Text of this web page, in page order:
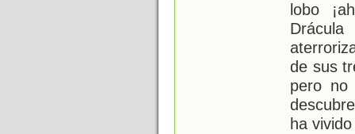
lobo
de sus
pero no
ha